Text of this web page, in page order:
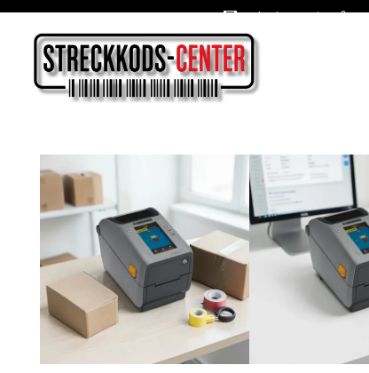
Oslagbara priser året